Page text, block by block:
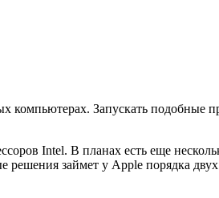
Запускать подобные
Intel. В планах есть еще
решения займет у Apple порядка двух